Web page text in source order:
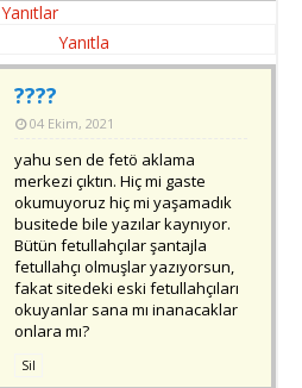
Yanıtlar
Yanıtla
????
04 Ekim, 2021
yahu sen de fetö aklama
merkezi çıktın. Hiç mi gaste
okumuyoruz hiç mi yaşamadık
busitede bile yazılar kaynıyor.
Bütün fetullahçılar şantajla
fetullahçı olmuşlar yazıyorsun,
fakat sitedeki eski fetullahçıları
okuyanlar sana mı inanacaklar
onlara mı?
Sil